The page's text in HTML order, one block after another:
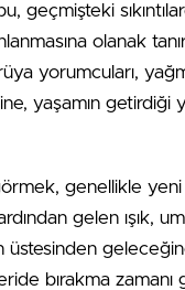
geçmişteki
olanak
yorumcuları,
yaşamın getirdiği
genellikle
gelen ışık,
üstesinden
bırakma